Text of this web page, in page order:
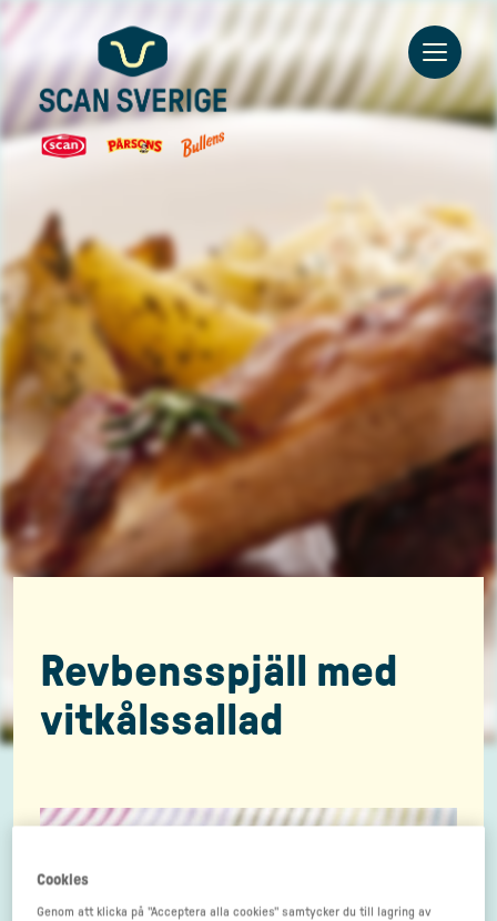
Revbensspjäll med
vitkålssallad
Cookies
Genom att klicka på "Acceptera alla cookies" samtycker du till lagring av